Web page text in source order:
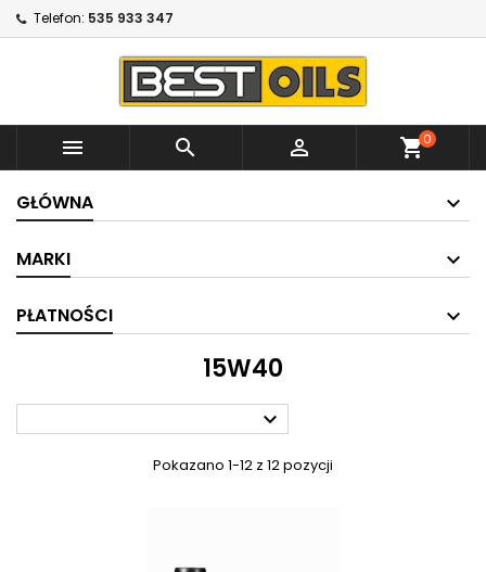
Telefon: 535 933 347
   shopping_cart0
GŁÓWNA
MARKI
PŁATNOŚCI
15W40

Pokazano 1-12 z 12 pozycji